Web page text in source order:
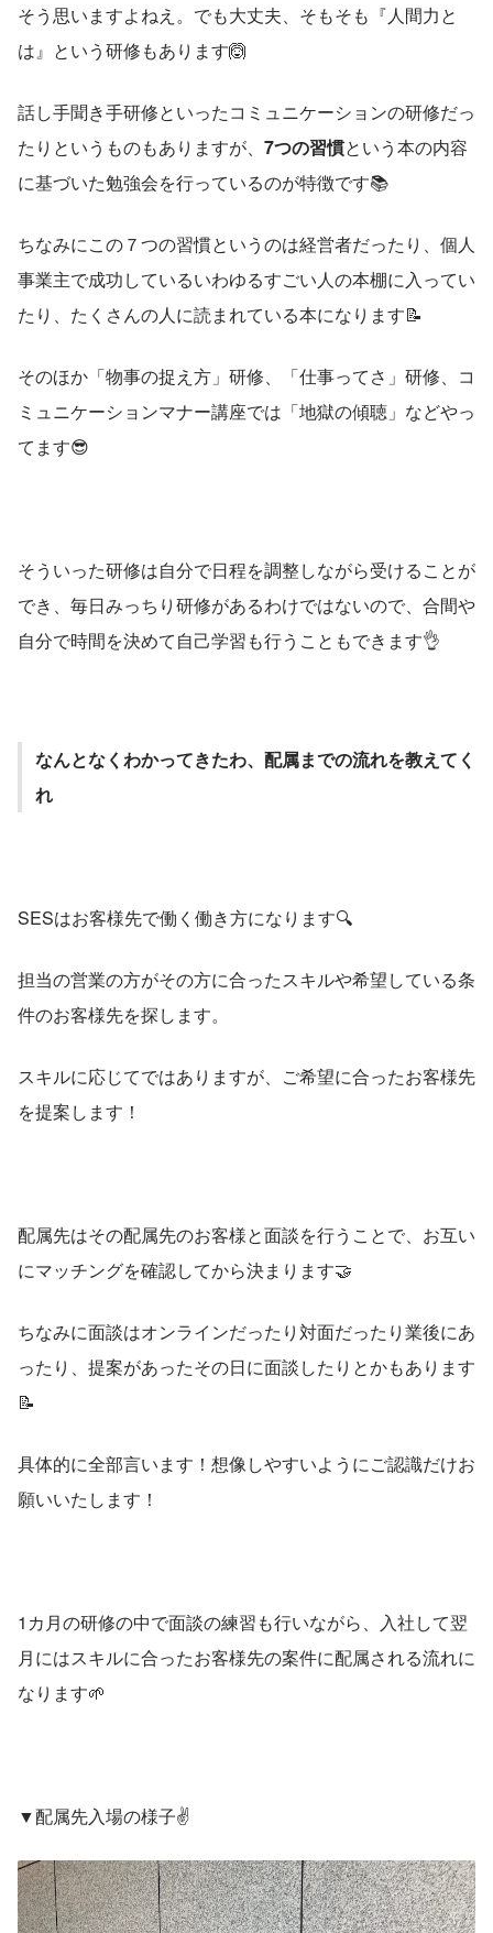
そう思いますよねえ。でも大丈夫、そもそも『人間力と
は』という研修もあります🙆
話し手聞き手研修といったコミュニケーションの研修だっ
たりというものもありますが、 7つの習慣という本の内容
に基づいた勉強会を行っているのが特徴です📚
ちなみにこの７つの習慣というのは経営者だったり、個人
事業主で成功しているいわゆるすごい人の本棚に入ってい
たり、たくさんの人に読まれている本になります📝
そのほか「物事の捉え方」研修、「仕事ってさ」研修、コ
ミュニケーションマナー講座では「地獄の傾聴」などやっ
てます😎
そういった研修は自分で日程を調整しながら受けることが
でき、毎日みっちり研修があるわけではないので、合間や
自分で時間を決めて自己学習も行うこともできます👌
なんとなくわかってきたわ、配属までの流れを教えてく
れ
SESはお客様先で働く働き方になります🔍
担当の営業の方がその方に合ったスキルや希望している条
件のお客様先を探します。
スキルに応じてではありますが、ご希望に合ったお客様先
を提案します！
配属先はその配属先のお客様と面談を行うことで、お互い
にマッチングを確認してから決まります🤝
ちなみに面談はオンラインだったり対面だったり業後にあ
ったり、提案があったその日に面談したりとかもあります
📝
具体的に全部言います！想像しやすいようにご認識だけお
願いいたします！
1カ月の研修の中で面談の練習も行いながら、入社して翌
月にはスキルに合ったお客様先の案件に配属される流れに
なります🌱
▼配属先入場の様子✌️